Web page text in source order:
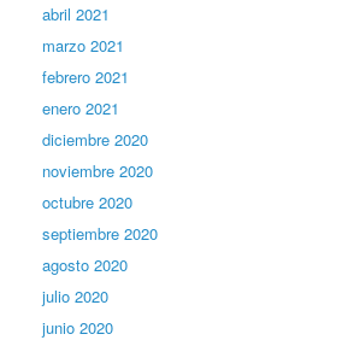
abril 2021
marzo 2021
febrero 2021
enero 2021
diciembre 2020
noviembre 2020
octubre 2020
septiembre 2020
agosto 2020
julio 2020
junio 2020